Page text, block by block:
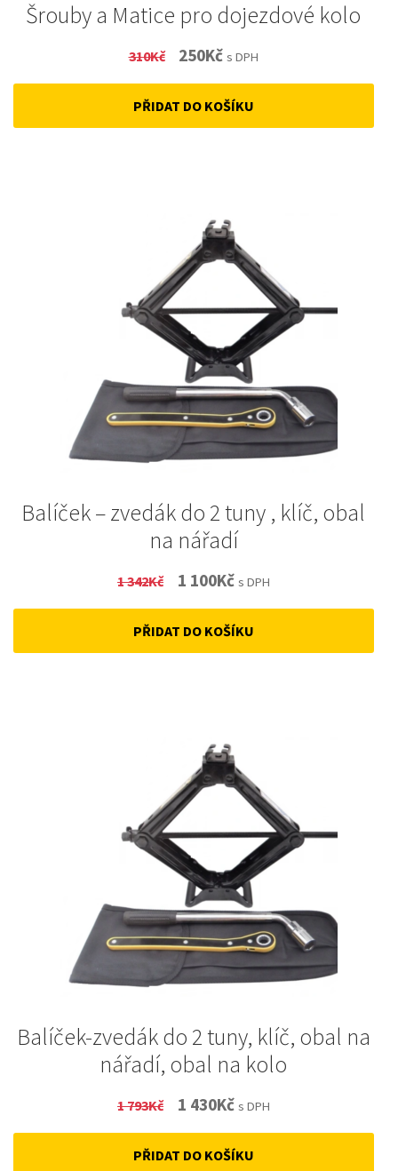
Šrouby a Matice pro dojezdové kolo
310Kč
Original
price
was:
250KčCurrent
price
is:
s DPH
PŘIDAT DO KOŠÍKU
Balíček – zvedák do 2 tuny , klíč, obal
na nářadí
1 342Kč
Original
price
was:
1 100KčCurrent
price
is:
s DPH
PŘIDAT DO KOŠÍKU
Balíček-zvedák do 2 tuny, klíč, obal na
nářadí, obal na kolo
1 793Kč
Original
price
was:
1 430KčCurrent
price
is:
s DPH
PŘIDAT DO KOŠÍKU